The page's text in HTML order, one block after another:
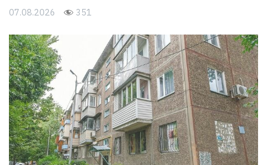
07.08.2026 351